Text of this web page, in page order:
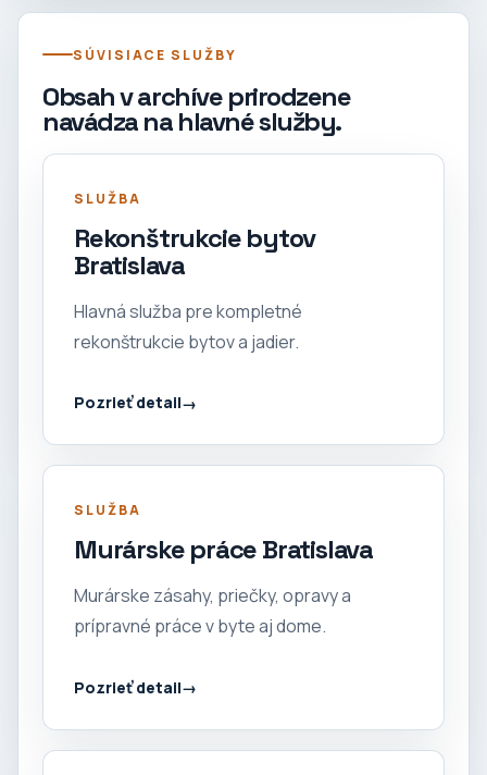
SÚVISIACE SLUŽBY
Obsah v archíve prirodzene
navádza na hlavné služby.
SLUŽBA
Rekonštrukcie bytov
Bratislava
Hlavná služba pre kompletné
rekonštrukcie bytov a jadier.
Pozrieť detail
SLUŽBA
Murárske práce Bratislava
Murárske zásahy, priečky, opravy a
prípravné práce v byte aj dome.
Pozrieť detail